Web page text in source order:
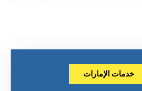
خدمات الإمارات